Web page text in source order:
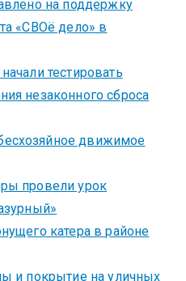
на поддержку
«СВОё дело» в
тестировать
незаконного сброса
движимое
провели урок
катера в районе
и покрытие на уличных